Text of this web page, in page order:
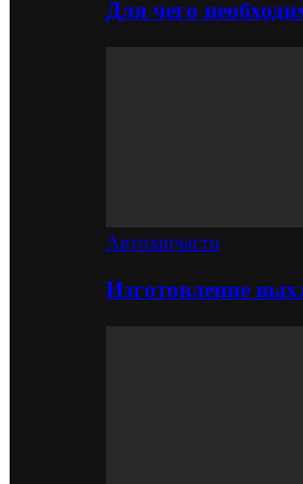
Для чего
Автозапчасти
Изготовление